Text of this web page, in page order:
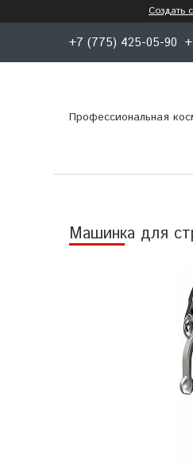
Создать
+7 (775) 425-05-90
Профессиональная
Машинка для